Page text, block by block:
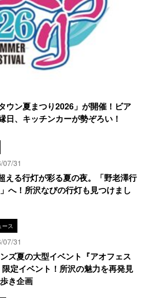
ウン夏まつり2026」が開催！ビア
日、キッチンカーが勢ぞろい！
07/31
える行灯が彩る夏の夜。「野老澤行
へ！所沢なびの行灯も見つけまし
ース
07/31
ズ夏の大型イベント『アオフェス
定イベント！所沢の魅力を再発見
き企画